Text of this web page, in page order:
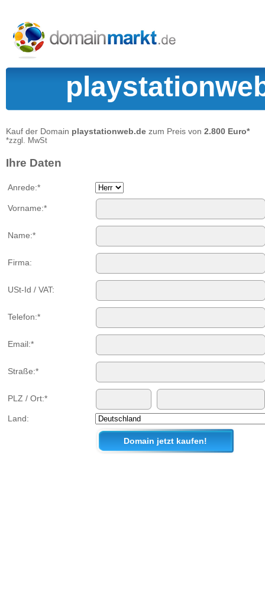
Kauf der Domain playstationweb.de zum Preis von 2.800 Euro*
*zzgl. MwSt
Ihre Daten
Anrede:*
Vorname:*
Name:*
Firma:
USt-Id / VAT:
Telefon:*
Email:*
Straße:*
PLZ / Ort:*
Land: